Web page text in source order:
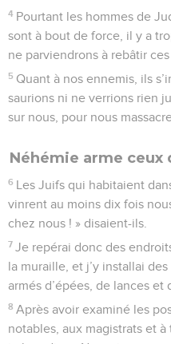
4 Pourtant les hommes de
sont à bout de force, il y a
ne parviendrons à rebâtir ces
5 Quant à nos ennemis, ils
saurions ni ne verrions rien
sur nous, pour nous
Néhémie arme ceux
6 Les Juifs qui habitaient
vinrent au moins dix fois
chez nous ! » disaient-ils.
7 Je repérai donc des
la muraille, et j’y installai
armés d’épées, de lances et
8 Après avoir examiné les
notables, aux magistrats et